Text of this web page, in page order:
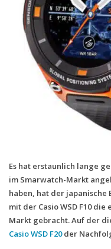
Prepaid-
Datentarife
Flatrate-
Mobilfunk-
Mobilfunk-
Flatrate-
Es hat erstaunlich lange
im Smarwatch-Markt
haben, hat der japanische
mit der Casio WSD F10
Markt gebracht. Auf der
Casio WSD F20der